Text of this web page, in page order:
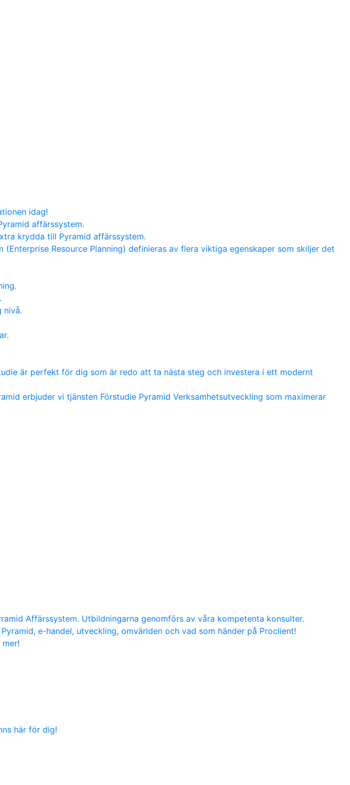
idag!
affärssystem.
krydda till Pyramid affärssystem.
(Enterprise Resource Planning) definieras av flera viktiga egenskaper som skiljer det
nivå.
är perfekt för dig som är redo att ta nästa steg och investera i ett modernt
erbjuder vi tjänsten Förstudie Pyramid Verksamhetsutveckling som maximerar
Affärssystem. Utbildningarna genomförs av våra kompetenta konsulter.
e-handel, utveckling, omvärlden och vad som händer på Proclient!
här för dig!